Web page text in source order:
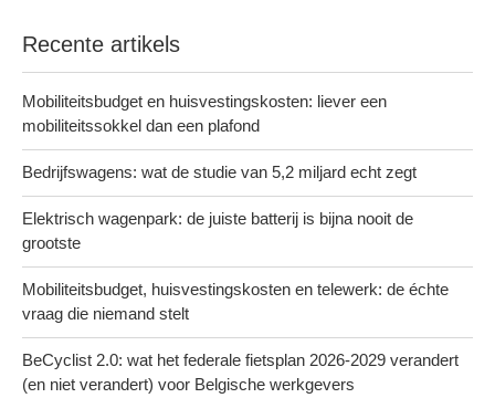
Recente artikels
Mobiliteitsbudget en huisvestingskosten: liever een
mobiliteitssokkel dan een plafond
Bedrijfswagens: wat de studie van 5,2 miljard echt zegt
Elektrisch wagenpark: de juiste batterij is bijna nooit de
grootste
Mobiliteitsbudget, huisvestingskosten en telewerk: de échte
vraag die niemand stelt
BeCyclist 2.0: wat het federale fietsplan 2026-2029 verandert
(en niet verandert) voor Belgische werkgevers